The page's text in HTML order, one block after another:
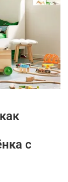
с